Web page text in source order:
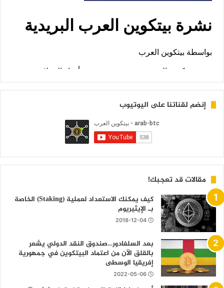
إنضم لقناتنا على اليوتيوب
مقالات قد تعجبك!
كيف يمكنك الاستعداد لعملية (Staking) الخاصة
بـ الإيثيريوم
2018-12-04
بعد السلفادور…صندوق النقد الدولي يشعر
بالقلق الآن من اعتماد البيتكوين في جمهورية
إفريقيا الوسطى
2022-05-06